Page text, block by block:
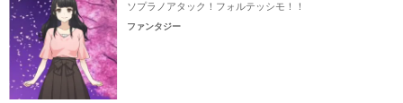
ソプラノアタック！フォルテッシモ！！
ファンタジー